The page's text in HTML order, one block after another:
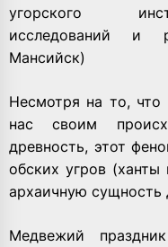
угорского
исследований и
Мансийск)
Несмотря на то, что
нас своим
древность, этот
обских угров
архаичную сущность
Медвежий